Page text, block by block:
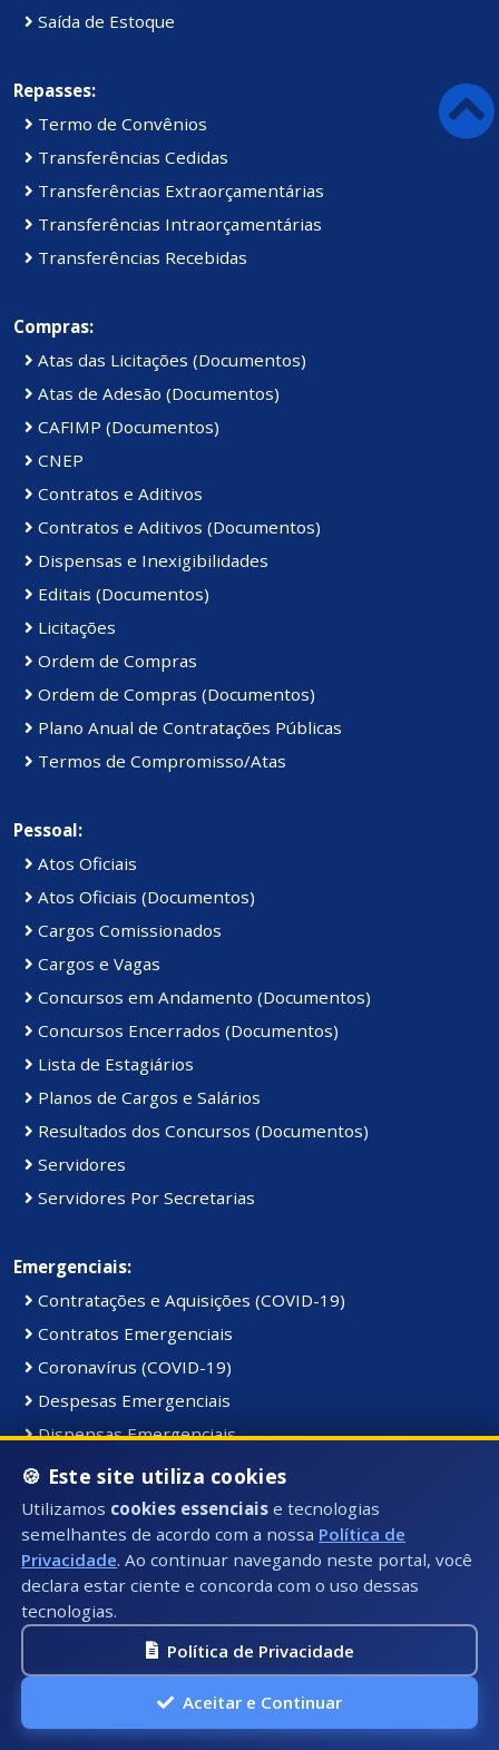
Saída de Estoque
Repasses:
Termo de Convênios
Transferências Cedidas
Transferências Extraorçamentárias
Transferências Intraorçamentárias
Transferências Recebidas
Compras:
Atas das Licitações (Documentos)
Atas de Adesão (Documentos)
CAFIMP (Documentos)
CNEP
Contratos e Aditivos
Contratos e Aditivos (Documentos)
Dispensas e Inexigibilidades
Editais (Documentos)
Licitações
Ordem de Compras
Ordem de Compras (Documentos)
Plano Anual de Contratações Públicas
Termos de Compromisso/Atas
Pessoal:
Atos Oficiais
Atos Oficiais (Documentos)
Cargos Comissionados
Cargos e Vagas
Concursos em Andamento (Documentos)
Concursos Encerrados (Documentos)
Lista de Estagiários
Planos de Cargos e Salários
Resultados dos Concursos (Documentos)
Servidores
Servidores Por Secretarias
Emergenciais:
Contratações e Aquisições (COVID-19)
Contratos Emergenciais
Coronavírus (COVID-19)
Despesas Emergenciais
Dispensas Emergenciais
Ordens de Compras Emergenciais
Receitas (COVID-19)
Receitas (COVID-19)
Receitas Emergenciais
Vacinação (COVID-19)
Serviços:
Acesso à Informação
Alvará
🍪 Este site utiliza cookies
Utilizamos cookies essenciais e tecnologias
semelhantes de acordo com a nossa Política de
Privacidade. Ao continuar navegando neste portal, você
declara estar ciente e concorda com o uso dessas
tecnologias.
Política de Privacidade
Aceitar e Continuar